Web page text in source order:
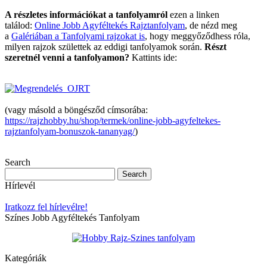
A részletes információkat a tanfolyamról ezen a linken
találod: Online Jobb Agyféltekés Rajztanfolyam, de nézd meg
a Galériában a Tanfolyami rajzokat is, hogy meggyőződhess róla,
milyen rajzok születtek az eddigi tanfolyamok során. Részt
szeretnél venni a tanfolyamon? Kattints ide:
(vagy másold a böngésződ címsorába:
https://rajzhobby.hu/shop/termek/online-jobb-agyfeltekes-
rajztanfolyam-bonuszok-tananyag/)
Search
Hírlevél
Iratkozz fel hírlevélre!
Színes Jobb Agyféltekés Tanfolyam
Kategóriák